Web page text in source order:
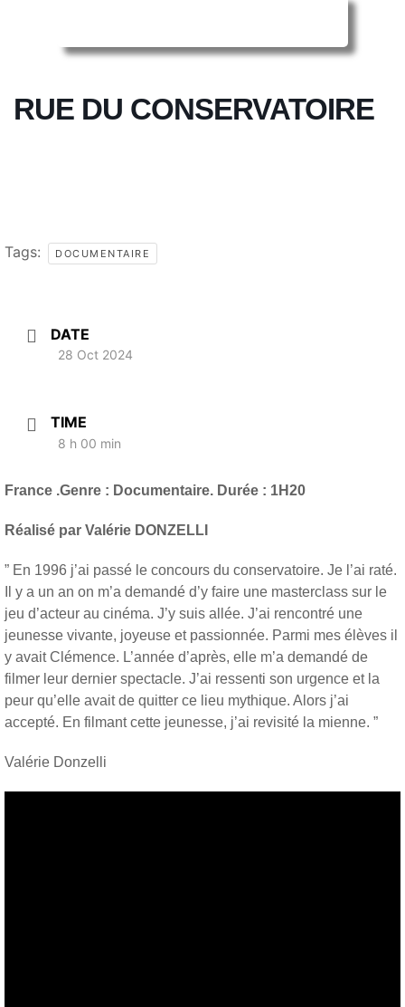
RUE DU CONSERVATOIRE
Tags: DOCUMENTAIRE
DATE
28 Oct 2024
TIME
8 h 00 min
France .Genre : Documentaire. Durée : 1H20
Réalisé par Valérie DONZELLI
” En 1996 j’ai passé le concours du conservatoire. Je l’ai raté.
Il y a un an on m’a demandé d’y faire une masterclass sur le
jeu d’acteur au cinéma. J’y suis allée. J’ai rencontré une
jeunesse vivante, joyeuse et passionnée. Parmi mes élèves il
y avait Clémence. L’année d’après, elle m’a demandé de
filmer leur dernier spectacle. J’ai ressenti son urgence et la
peur qu’elle avait de quitter ce lieu mythique. Alors j’ai
accepté. En filmant cette jeunesse, j’ai revisité la mienne. ”
Valérie Donzelli